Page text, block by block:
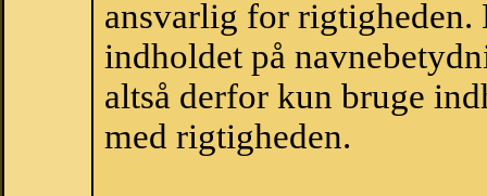
ansvarlig for
indholdet på
altså derfor kun bruge
med rigtigheden.